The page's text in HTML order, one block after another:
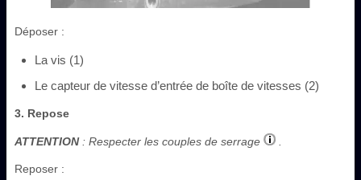
Déposer :
La vis (1)
Le capteur de vitesse d’entrée de boîte de vitesses (2)
3. Repose
ATTENTION: Respecter les couples de serrage
Reposer :